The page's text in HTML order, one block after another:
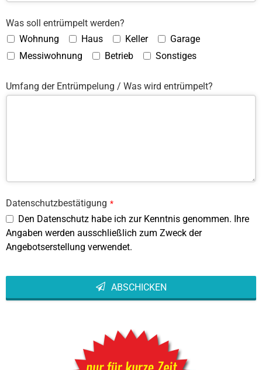
Was soll entrümpelt werden?
Wohnung
Haus Keller
Garage
Messiwohnung
Betrieb Sonstiges
Umfang der Entrümpelung / Was wird entrümpelt?
Datenschutzbestätigung *
Den Datenschutz habe ich zur Kenntnis genommen. Ihre
Angaben werden ausschließlich zum Zweck der
Angebotserstellung verwendet.
ABSCHICKEN